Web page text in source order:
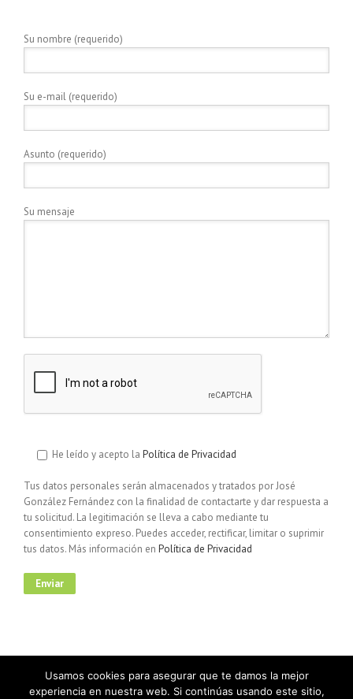
Su nombre (requerido)
Su e-mail (requerido)
Asunto (requerido)
Su mensaje
He leído y acepto la Política de Privacidad
Tus datos personales serán almacenados y tratados por José
González Fernández con la finalidad de contactarte y dar respuesta a
tu solicitud. La legitimación se lleva a cabo mediante tu
consentimiento expreso. Puedes acceder, rectificar, limitar o suprimir
tus datos. Más información en Política de Privacidad
Usamos cookies para asegurar que te damos la mejor
experiencia en nuestra web. Si continúas usando este sitio,